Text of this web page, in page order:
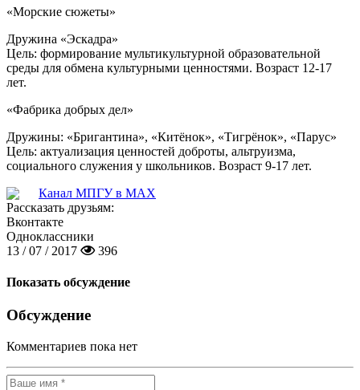
«Морские сюжеты»
Дружина «Эскадра»
Цель: формирование мультикультурной образовательной
среды для обмена культурными ценностями. Возраст 12-17
лет.
«Фабрика добрых дел»
Дружины: «Бригантина», «Китёнок», «Тигрёнок», «Парус»
Цель: актуализация ценностей доброты, альтруизма,
социального служения у школьников. Возраст 9-17 лет.
Канал МПГУ в MAX
Рассказать друзьям:
Вконтакте
Одноклассники
13 / 07 / 2017
396
Показать обсуждение
Обсуждение
Комментариев пока нет